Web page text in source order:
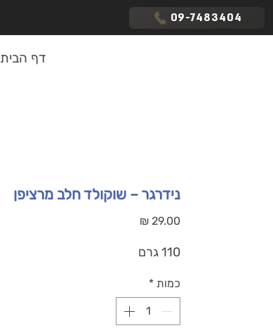
דף הבית
09-7483404
נידרגר – שוקולד חלב מרציפן
110 גרם
כמות *